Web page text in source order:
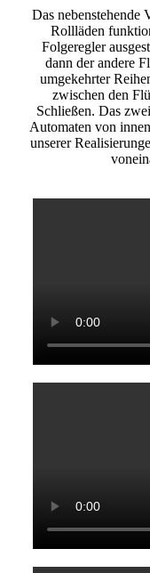
Das nebenstehende
Rollläden
Folgeregler
dann der andere
umgekehrter
zwischen den
Schließen. Das
Automaten von
unserer